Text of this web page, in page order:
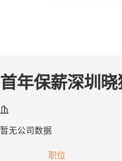
首年保薪深圳
暂无公司数据
职位